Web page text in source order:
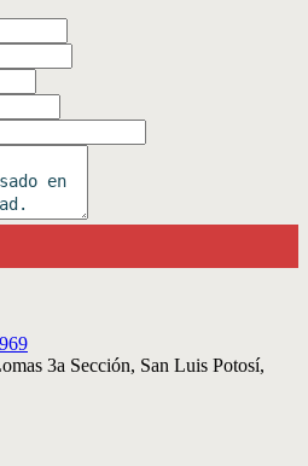
3a Sección, San Luis Potosí,